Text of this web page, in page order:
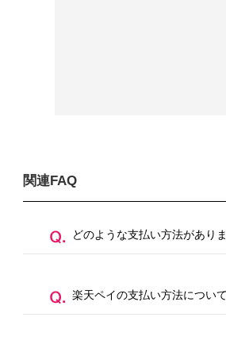
関連FAQ
どのような支払い方法があり
楽天ペイの支払い方法につい